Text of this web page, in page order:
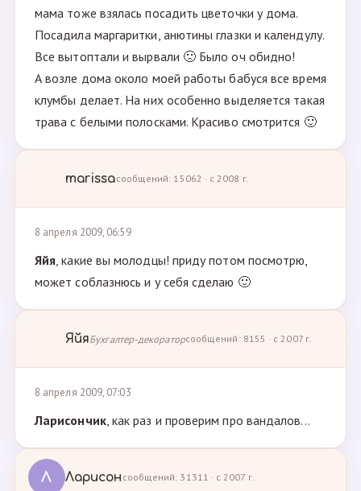
мама тоже взялась посадить цветочки у дома.
Посадила маргаритки, анютины глазки и календулу.
Все вытоптали и вырвали 🙁 Было оч обидно!
А возле дома около моей работы бабуся все время
клумбы делает. На них особенно выделяется такая
трава с белыми полосками. Красиво смотрится 🙂
marissaсообщений: 15062 · с 2008 г.
8 апреля 2009, 06:59
Яйя, какие вы молодцы! приду потом посмотрю,
может соблазнюсь и у себя сделаю 🙂
ЯйяБухгалтер-декораторсообщений: 8155 · с 2007 г.
8 апреля 2009, 07:03
Ларисончик, как раз и проверим про вандалов...
Л Ларисон сообщений: 31311 · с 2007 г.